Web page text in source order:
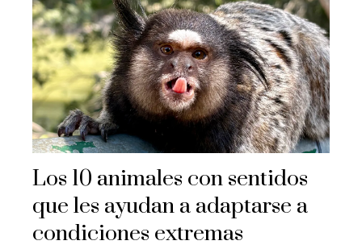
Los 10 animales con sentidos
que les ayudan a adaptarse a
condiciones extremas